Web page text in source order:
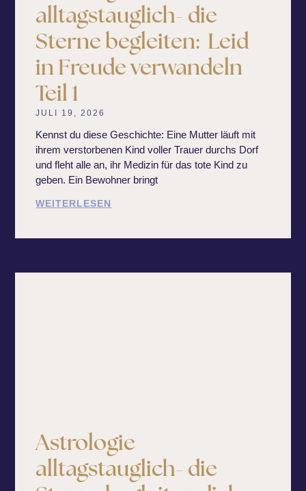
alltagstauglich- die
Sterne begleiten: Leid
in Freude verwandeln
Teil 1
JULI 19, 2026
Kennst du diese Geschichte: Eine Mutter läuft mit
ihrem verstorbenen Kind voller Trauer durchs Dorf
und fleht alle an, ihr Medizin für das tote Kind zu
geben. Ein Bewohner bringt
WEITERLESEN
Astrologie
alltagstauglich- die